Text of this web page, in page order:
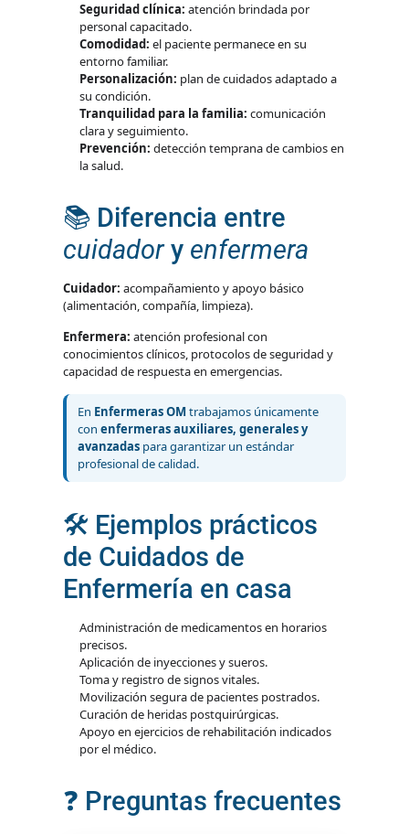
Seguridad clínica: atención brindada por
personal capacitado.
Comodidad: el paciente permanece en su
entorno familiar.
Personalización: plan de cuidados adaptado a
su condición.
Tranquilidad para la familia: comunicación
clara y seguimiento.
Prevención: detección temprana de cambios en
la salud.
📚 Diferencia entre
cuidadory enfermera
Cuidador: acompañamiento y apoyo básico
(alimentación, compañía, limpieza).
Enfermera: atención profesional con
conocimientos clínicos, protocolos de seguridad y
capacidad de respuesta en emergencias.
En Enfermeras OM trabajamos únicamente
con enfermeras auxiliares, generales y
avanzadas para garantizar un estándar
profesional de calidad.
🛠️ Ejemplos prácticos
de Cuidados de
Enfermería en casa
Administración de medicamentos en horarios
precisos.
Aplicación de inyecciones y sueros.
Toma y registro de signos vitales.
Movilización segura de pacientes postrados.
Curación de heridas postquirúrgicas.
Apoyo en ejercicios de rehabilitación indicados
por el médico.
❓ Preguntas frecuentes